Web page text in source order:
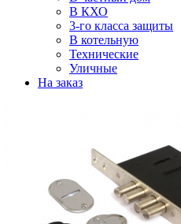
В КХО
3-го класса защиты
В котельную
Технические
Уличные
На заказ